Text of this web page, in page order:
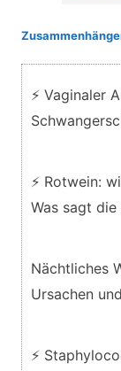
⚡ Vaginaler
⚡ Rotwein:
Was sagt die
Nächtliches
Ursachen
⚡